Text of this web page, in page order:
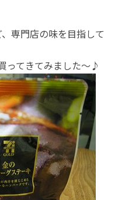
専門店の味を目指して
ってきてみました～♪